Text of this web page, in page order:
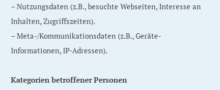
– Nutzungsdaten (z.B., besuchte Webseiten, Interesse an
Inhalten, Zugriffszeiten).
– Meta-/Kommunikationsdaten (z.B., Geräte-
Informationen, IP-Adressen).
Kategorien betroffener Personen